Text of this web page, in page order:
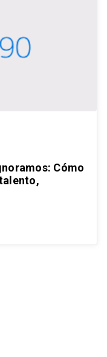
Cómo